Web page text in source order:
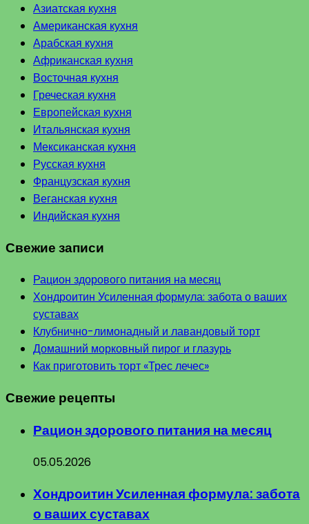
Азиатская кухня
Американская кухня
Арабская кухня
Африканская кухня
Восточная кухня
Греческая кухня
Европейская кухня
Итальянская кухня
Мексиканская кухня
Русская кухня
Французская кухня
Веганская кухня
Индийская кухня
Свежие записи
Рацион здорового питания на месяц
Хондроитин Усиленная формула: забота о ваших
суставах
Клубнично-лимонадный и лавандовый торт
Домашний морковный пирог и глазурь
Как приготовить торт «Трес лечес»
Свежие рецепты
Рацион здорового питания на месяц
05.05.2026
Хондроитин Усиленная формула: забота
о ваших суставах